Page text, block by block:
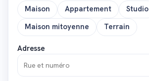
Maison Appartement Studio
Maison mitoyenne
Terrain
Adresse